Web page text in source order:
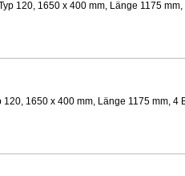
120, 1650 x 400 mm, Länge 1175
1650 x 400 mm, Länge 1175 mm, 4